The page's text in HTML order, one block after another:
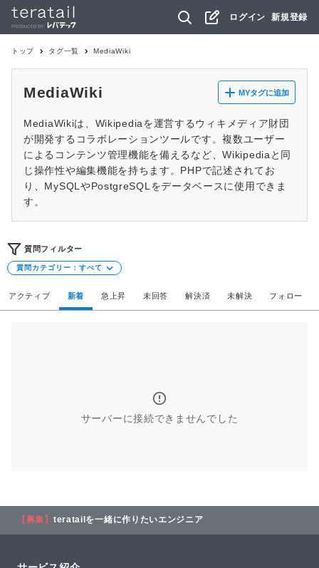
ログイン 新規登録
トップ タグ一覧 MediaWiki
MediaWiki MYタグに追加
MediaWikiは、Wikipediaを運営するウィキメディア財団
が開発するコラボレーションツールです。複数ユーザー
によるコンテンツ管理機能を備えるなど、Wikipediaと同
じ操作性や編集機能を持ちます。PHPで記述されてお
り、MySQLやPostgreSQLをデータベースに使用できま
す。
質問フィルター
質問カテゴリー： すべて
アクティブ 新着 急上昇 未回答 解決済 未解決 フォロー
サーバーに接続できませんでした
【募集】 teratailを一緒に作りたいエンジニア